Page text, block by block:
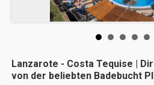
Lanzarote - Costa Tequise |
von der beliebten Badebucht